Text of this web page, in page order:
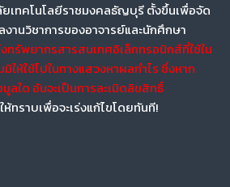
ทคโนโลยีราชมงคลธัญบุรี ตั้งขึ้นเพื่อจัด
านวิชาการของอาจารย์และนักศึกษา
ทรัพยากรสารสนเทศอิเล็กทรอนิกส์ที่ใช้ใน
ให้ใช้ไปในทางแสวงหาผลกำไร ซึ่งหาก
ลใด อันจะเป็นการละเมิดลิขสิทธิ์
ห้ทราบเพื่อจะเร่งแก้ไขโดยทันที!